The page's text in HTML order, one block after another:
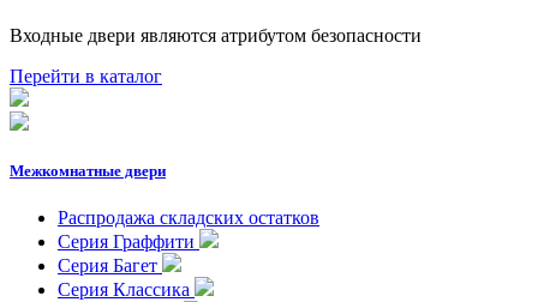
Входные двери являются атрибутом безопасности
Перейти в каталог
Межкомнатные двери
Распродажа складских остатков
Серия Граффити
Серия Багет
Серия Классика